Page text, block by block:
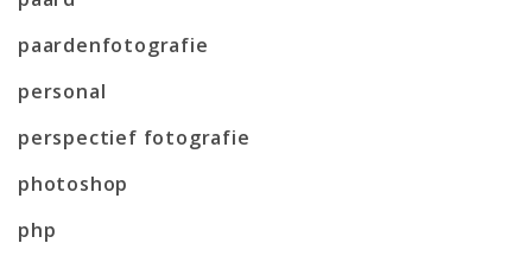
paardenfotografie
personal
perspectief fotografie
photoshop
php